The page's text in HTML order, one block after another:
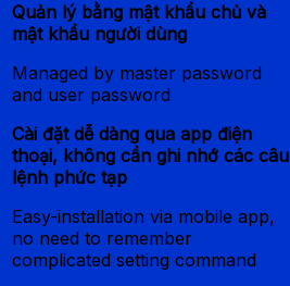
Quản lý bằng mật khẩu chủ và
mật khẩu người dùng
Managed by master password
and user password
Cài đặt dễ dàng qua app điện
thoại, không cần ghi nhớ các câu
lệnh phức tạp
Easy-installation via mobile app,
no need to remember
complicated setting command